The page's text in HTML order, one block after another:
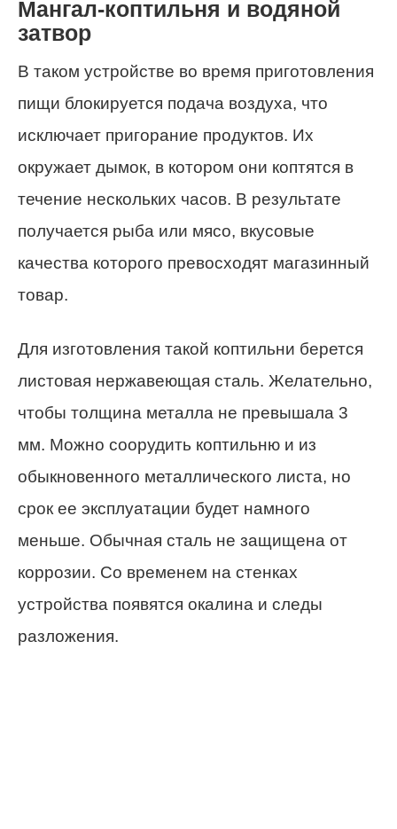
Мангал-коптильня и водяной
затвор
В таком устройстве во время приготовления
пищи блокируется подача воздуха, что
исключает пригорание продуктов. Их
окружает дымок, в котором они коптятся в
течение нескольких часов. В результате
получается рыба или мясо, вкусовые
качества которого превосходят магазинный
товар.
Для изготовления такой коптильни берется
листовая нержавеющая сталь. Желательно,
чтобы толщина металла не превышала 3
мм. Можно соорудить коптильню и из
обыкновенного металлического листа, но
срок ее эксплуатации будет намного
меньше. Обычная сталь не защищена от
коррозии. Со временем на стенках
устройства появятся окалина и следы
разложения.